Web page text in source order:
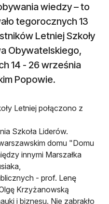
wiedzy – to
tegorocznych 13
Letniej Szkoły
Obywatelskiego,
14 - 26 września
Popowie.
Letniej połączono z
Szkoła Liderów.
domu "Domu
innymi Marszałka
- prof. Lenę
Krzyżanowską
i biznesu. Nie zabrakło